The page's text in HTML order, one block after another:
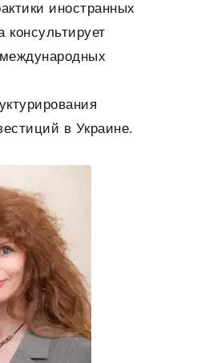
иностранных
консультирует
в Украине.